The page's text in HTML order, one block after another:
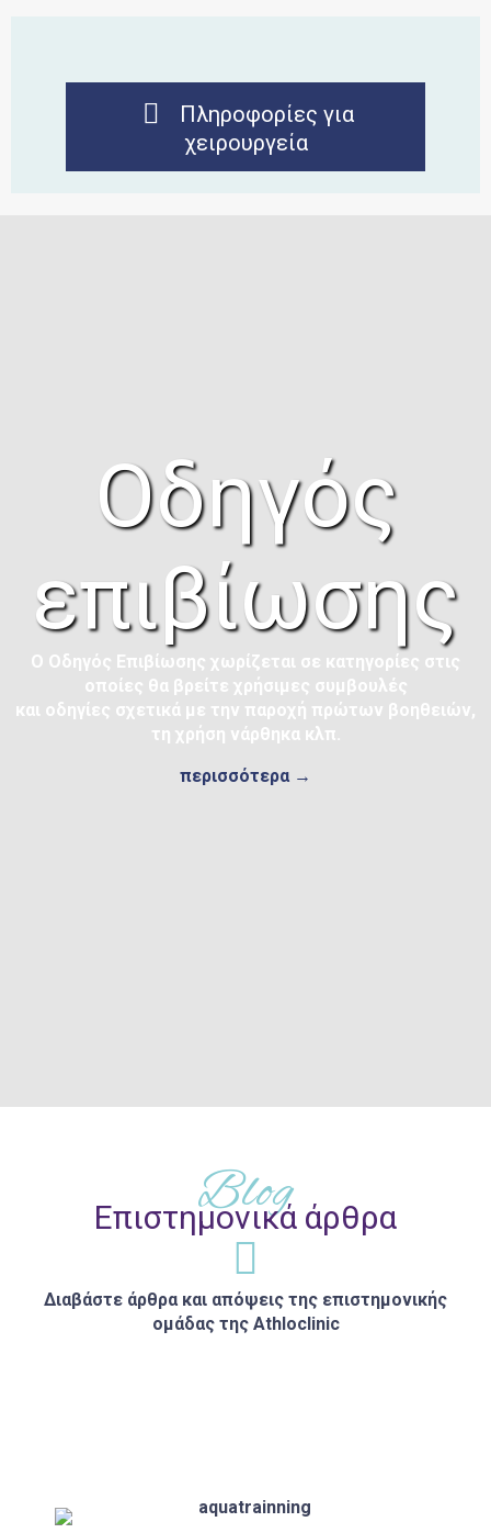
Πληροφορίες για
χειρουργεία
Οδηγός
επιβίωσης
Ο Οδηγός Επιβίωσης χωρίζεται σε κατηγορίες στις
οποίες θα βρείτε χρήσιμες συμβουλές
και οδηγίες σχετικά με την παροχή πρώτων βοηθειών,
τη χρήση νάρθηκα κλπ.
περισσότερα →
Blog
Επιστημονικά άρθρα
Διαβάστε άρθρα και απόψεις της επιστημονικής
ομάδας της Athloclinic